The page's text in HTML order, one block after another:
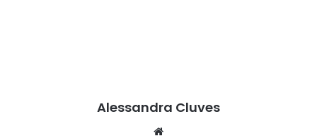
Alessandra Cluves